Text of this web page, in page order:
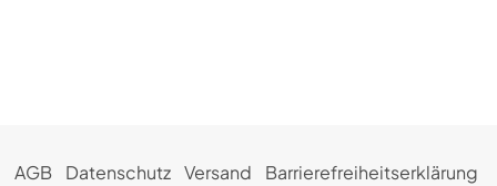
AGB Datenschutz Versand
Barrierefreiheitserklärung